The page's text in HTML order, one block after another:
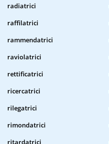
radiatrici
raffilatrici
rammendatrici
raviolatrici
rettificatrici
ricercatrici
rilegatrici
rimondatrici
ritardatrici